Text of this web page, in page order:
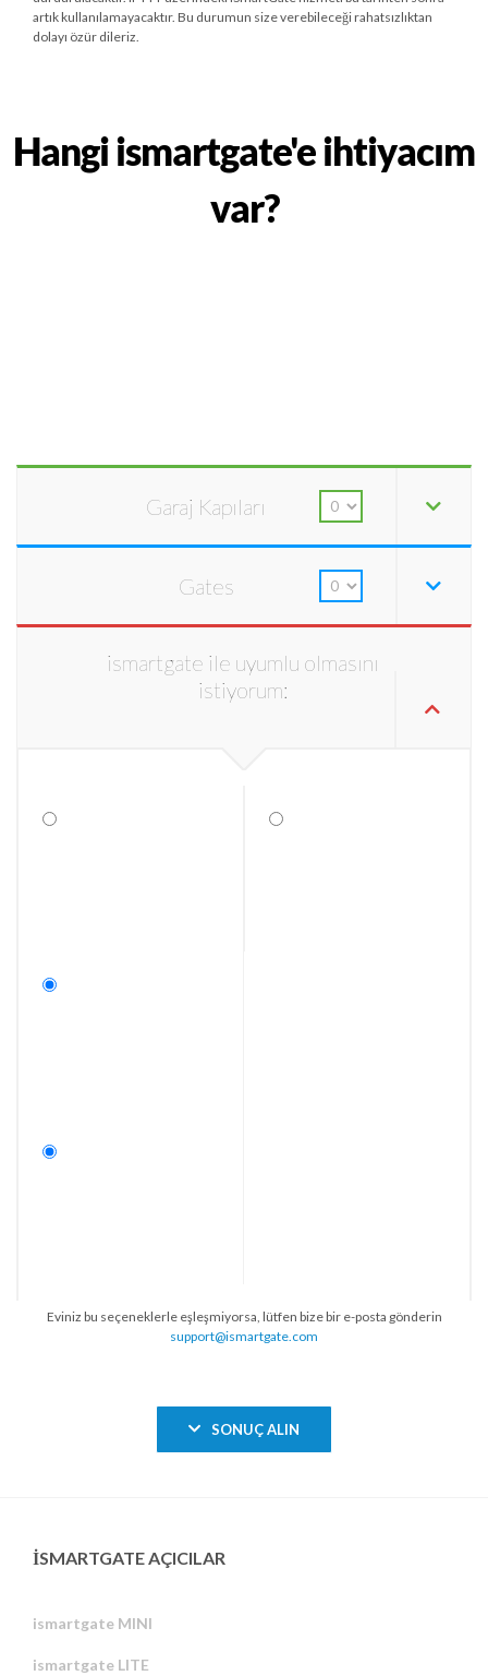
artık kullanılamayacaktır. Bu durumun size verebileceği rahatsızlıktan
dolayı özür dileriz.
Hangi ismartgate'e ihtiyacım
var?
Garaj Kapıları
Gates
ismartgate ile uyumlu olmasını
istiyorum:
Eviniz bu seçeneklerle eşleşmiyorsa, lütfen bize bir e-posta gönderin
support@ismartgate.com
SONUÇ ALIN
ISMARTGATE AÇICILAR
ismartgate MINI
ismartgate LITE